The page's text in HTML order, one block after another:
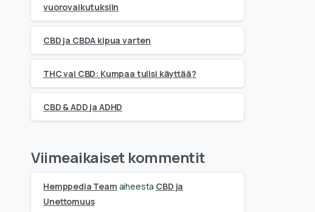
vuorovaikutuksiin
CBD ja CBDA kipua varten
THC vai CBD: Kumpaa tulisi käyttää?
CBD & ADD ja ADHD
Viimeaikaiset kommentit
Hemppedia Team aiheesta CBD ja
Unettomuus